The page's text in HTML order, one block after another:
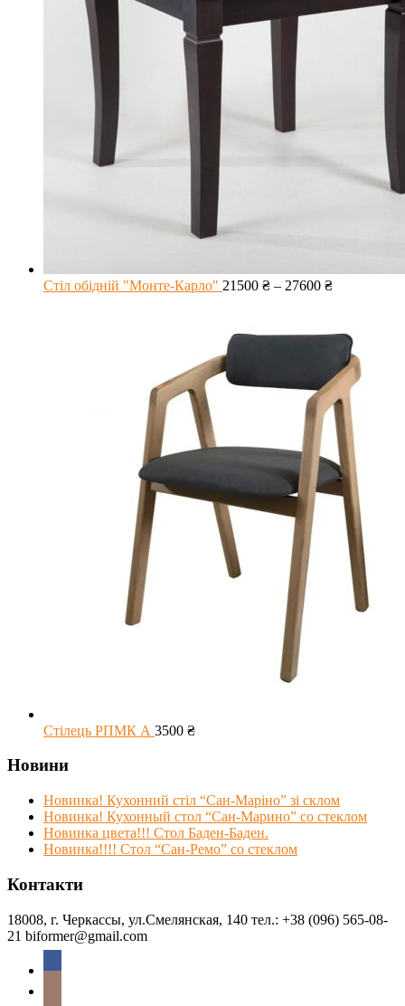
Стіл обідній "Монте-Карло" 21500 ₴ – 27600 ₴
Стілець РПМК А 3500 ₴
Новини
Новинка! Кухонний стіл “Сан-Маріно” зі склом
Новинка! Кухонный стол “Сан-Марино” со стеклом
Новинка цвета!!! Стол Баден-Баден.
Новинка!!!! Стол “Сан-Ремо” со стеклом
Контакти
18008, г. Черкассы, ул.Смелянская, 140 тел.: +38 (096) 565-08-
21 biformer@gmail.com